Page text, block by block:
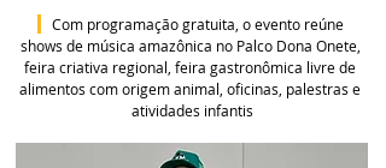
Com programação gratuita, o evento reúne
shows de música amazônica no Palco Dona Onete,
feira criativa regional, feira gastronômica livre de
alimentos com origem animal, oficinas, palestras e
atividades infantis